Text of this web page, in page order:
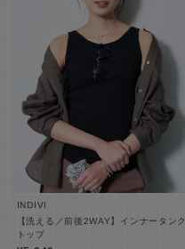
INDIVI
【洗える／前後2WAY】インナータンク
トップ